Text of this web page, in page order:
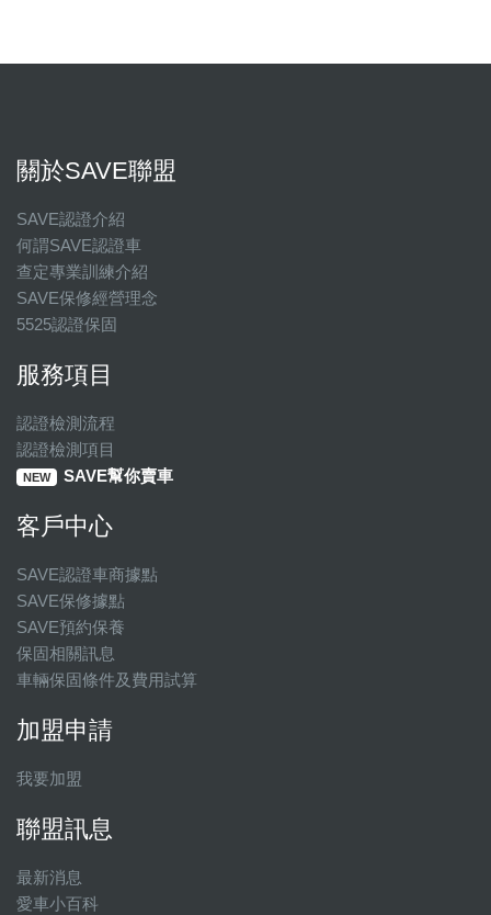
關於SAVE聯盟
SAVE認證介紹
何謂SAVE認證車
查定專業訓練介紹
SAVE保修經營理念
5525認證保固
服務項目
認證檢測流程
認證檢測項目
NEW SAVE幫你賣車
客戶中心
SAVE認證車商據點
SAVE保修據點
SAVE預約保養
保固相關訊息
車輛保固條件及費用試算
加盟申請
我要加盟
聯盟訊息
最新消息
愛車小百科